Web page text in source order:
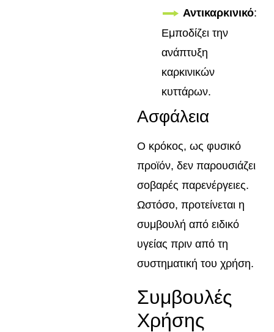
Αντικαρκινικό:
Εμποδίζει την
ανάπτυξη
καρκινικών
κυττάρων.
Ασφάλεια
Ο κρόκος, ως φυσικό
προϊόν, δεν παρουσιάζει
σοβαρές παρενέργειες.
Ωστόσο, προτείνεται η
συμβουλή από ειδικό
υγείας πριν από τη
συστηματική του χρήση.
Συμβουλές
Χρήσης